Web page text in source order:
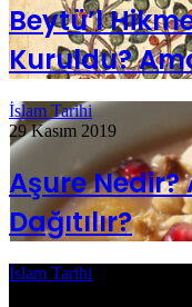
Beytü’l
Kuruldu?
İslam Tarihi
29 Kasım 2019
Aşure Nedir?
Dağıtılır?
İslam Tarihi